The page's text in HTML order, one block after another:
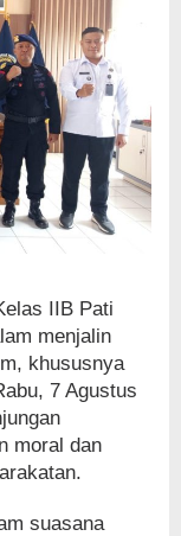
IIB Pati
menjalin
khususnya
7 Agustus
moral dan
suasana